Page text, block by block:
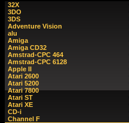
32X
3DO
3DS
Adventure Vision
alu
Amiga
Amiga CD32
Amstrad-CPC 464
Amstrad-CPC 6128
Apple II
Atari 2600
Atari 5200
Atari 7800
Atari ST
Atari XE
CD-i
Channel F